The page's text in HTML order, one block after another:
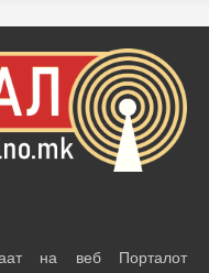
на веб Порталот